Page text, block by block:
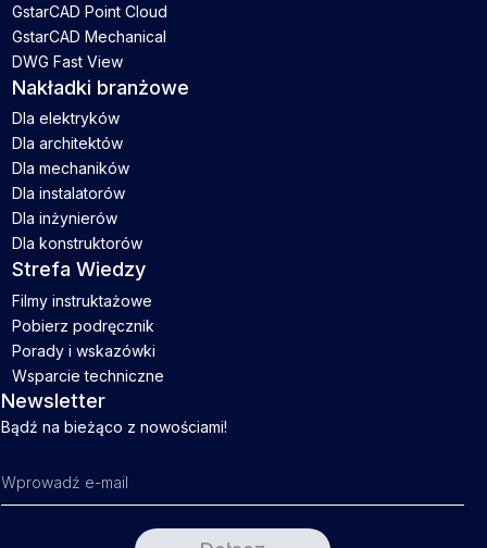
GstarCAD Point Cloud
GstarCAD Mechanical
DWG Fast View
Nakładki branżowe
Dla elektryków
Dla architektów
Dla mechaników
Dla instalatorów
Dla inżynierów
Dla konstruktorów
Strefa Wiedzy
Filmy instruktażowe
Pobierz podręcznik
Porady i wskazówki
Wsparcie techniczne
Newsletter
Bądź na bieżąco z nowościami!